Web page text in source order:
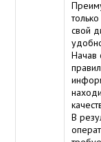
свой
Начав
В